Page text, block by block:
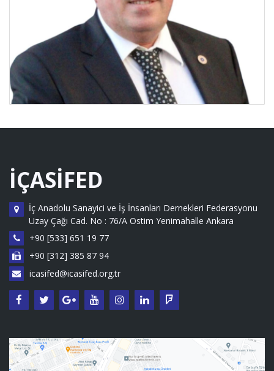
İÇASİFED
İç Anadolu Sanayici ve İş İnsanları Dernekleri Federasyonu
Uzay Çağı Cad. No : 76/A Ostim Yenimahalle Ankara
+90 [533] 651 19 77
+90 [312] 385 87 94
icasifed@icasifed.org.tr